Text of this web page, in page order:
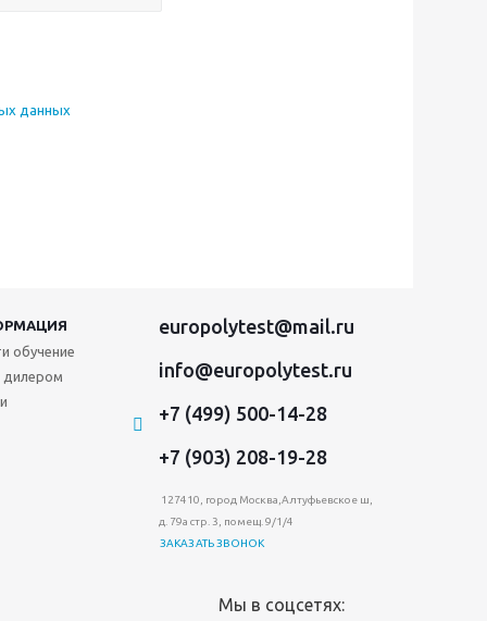
данных
обучение
дилером
europolytest@mail.ru
info@europolytest.ru
+7 (499) 500-14-28
+7 (903) 208-19-28
127410, город Москва,Алтуфьевское ш,
д. 79а стр. 3, помещ. 9/1/4
ЗАКАЗАТЬ ЗВОНОК
Мы в соцсетях: